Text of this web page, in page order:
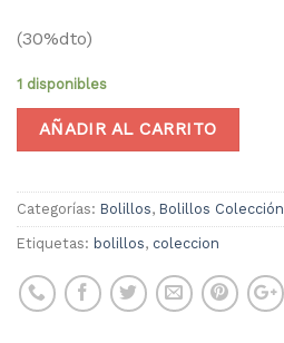
(30%dto)
1 disponibles
AÑADIR AL CARRITO
Categorías: Bolillos, Bolillos Colección
Etiquetas: bolillos, coleccion